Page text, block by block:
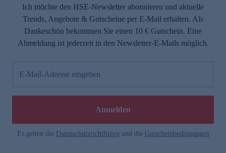
Ich möchte den HSE-Newsletter abonnieren und aktuelle
Trends, Angebote & Gutscheine per E-Mail erhalten. Als
Dankeschön bekommen Sie einen 10 € Gutschein. Eine
Abmeldung ist jederzeit in den Newsletter-E-Mails möglich.
E-Mail-Adresse eingeben
Anmelden
Es gelten die Datenschutzrichtlinien und die Gutscheinbedingungen